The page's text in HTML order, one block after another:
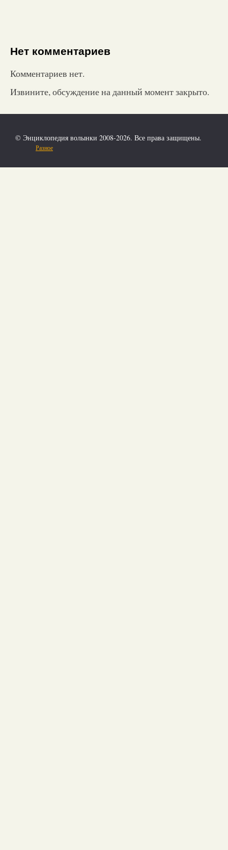
Нет комментариев
Комментариев нет.
Извините, обсуждение на данный момент закрыто.
© Энциклопедия волынки 2008-2026. Все права защищены.
Разное